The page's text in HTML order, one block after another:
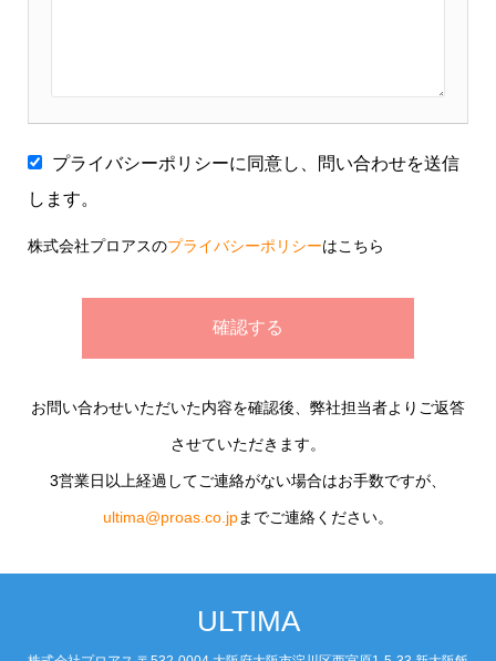
プライバシーポリシーに同意し、問い合わせを送信
します。
株式会社プロアスのプライバシーポリシーはこちら
お問い合わせいただいた内容を確認後、弊社担当者よりご返答
させていただきます。
3営業日以上経過してご連絡がない場合はお手数ですが、
ultima@proas.co.jpまでご連絡ください。
ULTIMA